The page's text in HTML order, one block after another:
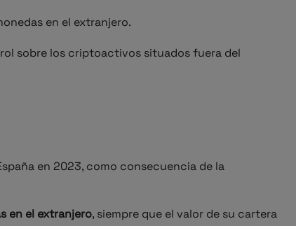
en el extranjero.
sobre los criptoactivos situados fuera del
en 2023, como consecuencia de la
en el extranjero, siempre que el valor de su cartera